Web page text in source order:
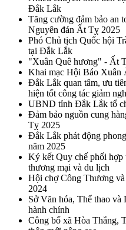
Đắk Lắk
Tăng cường đảm bảo an
Nguyên đán Ất Tỵ 2025
Phó Chủ tịch Quốc hội
tại Đắk Lắk
"Xuân Quê hương" - Ất
Khai mạc Hội Báo Xuân
Đắk Lắk quan tâm, ưu
hiện tốt công tác giảm
UBND tỉnh Đắk Lắk tổ
Đảm bảo nguồn cung
Tỵ 2025
Đắk Lắk phát động
năm 2025
Ký kết Quy chế phối hợp
thương mại và du lịch
Hội chợ Công Thương
2024
Sở Văn hóa, Thể thao và
hành chính
Công bố xã Hòa Thắng,